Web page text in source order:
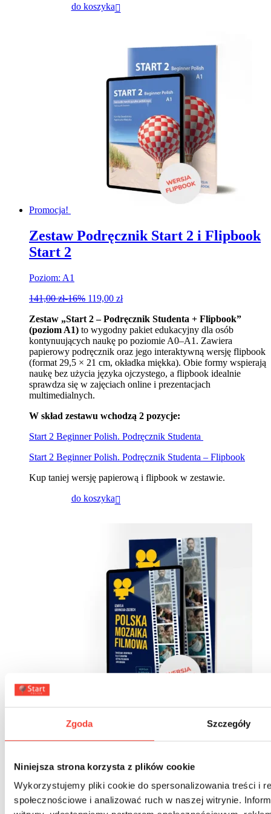
Zgoda Szczegóły
Niniejsza strona korzysta z plików cookie
Wykorzystujemy pliki cookie do spersonalizowania treści i
społecznościowe i analizować ruch w naszej witrynie.
do koszyka
Promocja!
Zestaw Podręcznik Start 2 i Flipbook
Start 2
Poziom: A1
141,00zł-16% 119,00 zł
Zestaw „Start 2 – Podręcznik Studenta + Flipbook”
(poziom A1) to wygodny pakiet edukacyjny dla osób
kontynuujących naukę po poziomie A0–A1. Zawiera
papierowy podręcznik oraz jego interaktywną wersję flipbook
(format 29,5 × 21 cm, okładka miękka). Obie formy wspierają
naukę bez użycia języka ojczystego, a flipbook idealnie
sprawdza się w zajęciach online i prezentacjach
multimedialnych.
W skład zestawu wchodzą 2 pozycje:
Start 2 Beginner Polish. Podręcznik Studenta
Start 2 Beginner Polish. Podręcznik Studenta – Flipbook
Kup taniej wersję papierową i flipbook w zestawie.
do koszyka
Zestaw Polska mozaika filmowa –
podręcznik i flipbook
Poziom: A1, A2, B1, B2, C1, C2
112,00zł-25% 84,00zł
Zestaw „Polska mozaika filmowa – podręcznik +